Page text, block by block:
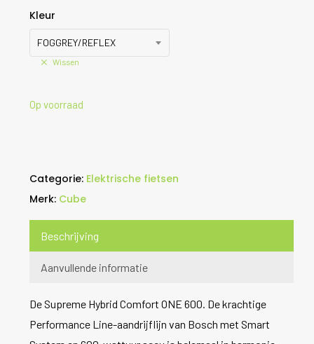
Kleur
FOGGREY/REFLEX
Wissen
Op voorraad
Categorie: Elektrische fietsen
Merk: Cube
Beschrijving
Aanvullende informatie
De Supreme Hybrid Comfort ONE 600. De krachtige
Performance Line-aandrijflijn van Bosch met Smart